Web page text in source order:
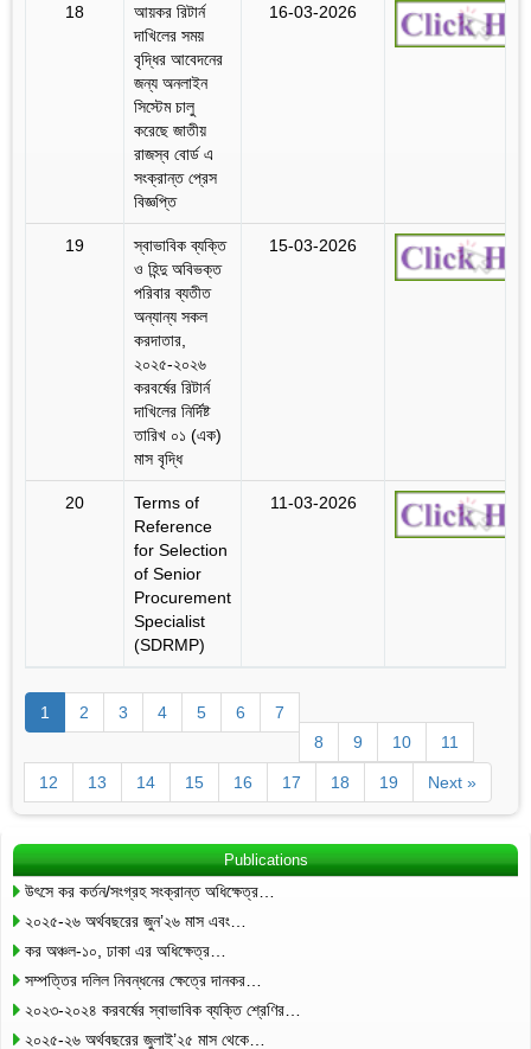
18
আয়কর রিটার্ন
দাখিলের সময়
বৃদ্ধির আবেদনের
জন্য অনলাইন
সিস্টেম চালু
করেছে জাতীয়
রাজস্ব বোর্ড এ
সংক্রান্ত প্রেস
বিজ্ঞপ্তি
16-03-2026
19
স্বাভাবিক ব্যক্তি
ও হিন্দু অবিভক্ত
পরিবার ব্যতীত
অন্যান্য সকল
করদাতার,
২০২৫-২০২৬
করবর্ষের রিটার্ন
দাখিলের নির্দিষ্ট
তারিখ ০১ (এক)
মাস বৃদ্ধি
15-03-2026
20
Terms of
Reference
for Selection
of Senior
Procurement
Specialist
(SDRMP)
11-03-2026
1 2 3 4 5 6
7
8
9 10 11
12 13 14 15 16 17 18 19 Next »
Publications
উৎসে কর কর্তন/সংগ্রহ সংক্রান্ত অধিক্ষেত্র…
২০২৫-২৬ অর্থবছরের জুন’২৬ মাস এবং…
কর অঞ্চল-১০, ঢাকা এর অধিক্ষেত্র…
সম্পত্তির দলিল নিবন্ধনের ক্ষেত্রে দানকর…
২০২৩-২০২৪ করবর্ষের স্বাভাবিক ব্যক্তি শ্রেণির…
২০২৫-২৬ অর্থবছরের জুলাই’২৫ মাস থেকে…